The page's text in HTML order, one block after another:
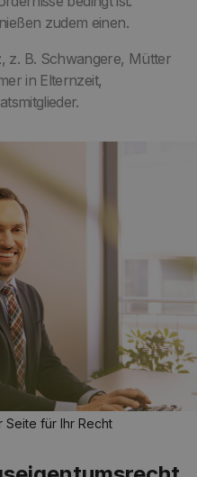
zudem einen.
, z. B. Schwangere, Mütter
in Elternzeit,
Seite für Ihr Recht